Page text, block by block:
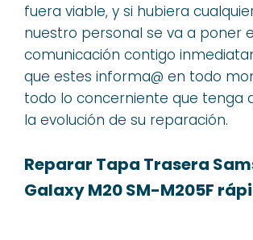
fuera viable, y si hubiera
nuestro personal se va a poner
comunicación contigo
que estes informa@ en todo
todo lo concerniente que tenga
la evolución de su reparación.
Reparar Tapa Trasera
Galaxy M20 SM-M205F